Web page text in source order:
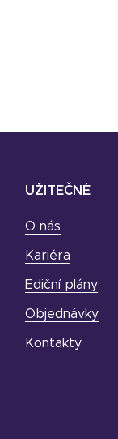
UŽITEČNÉ
O nás
Kariéra
Ediční plány
Objednávky
Kontakty